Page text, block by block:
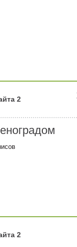
2
2